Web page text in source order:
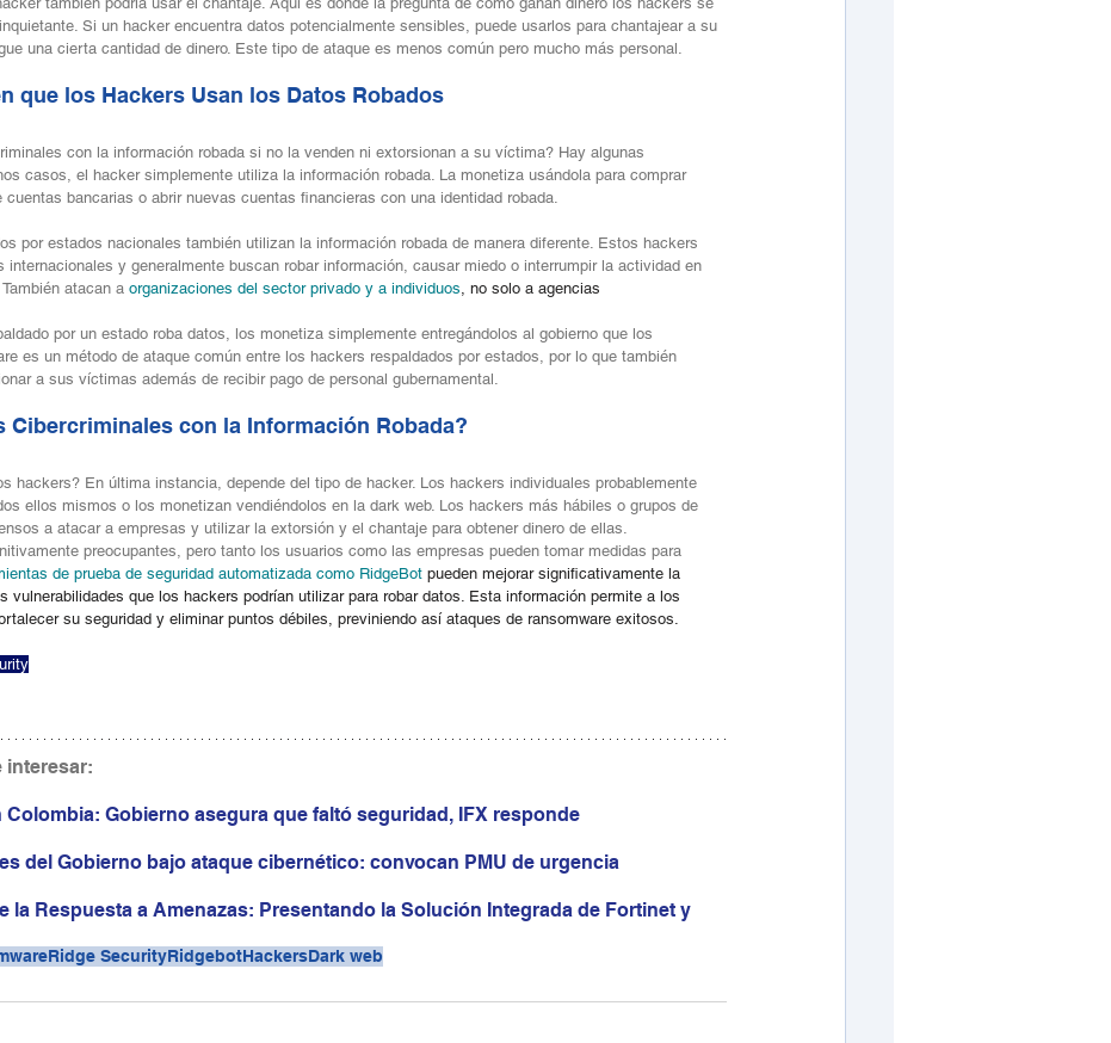
Si un hacker encuentra datos potencialmente sensibles, puede usarlos para chantajear a su
una cierta cantidad de dinero. Este tipo de ataque es menos común pero mucho más personal.
que los Hackers Usan los Datos Robados
con la información robada si no la venden ni extorsionan a su víctima? Hay algunas
casos, el hacker simplemente utiliza la información robada. La monetiza usándola para comprar
bancarias o abrir nuevas cuentas financieras con una identidad robada.
por estados nacionales también utilizan la información robada de manera diferente. Estos hackers
internacionales y generalmente buscan robar información, causar miedo o interrumpir la actividad en
atacan a organizaciones del sector privado y a individuos , no solo a agencias
por un estado roba datos, los monetiza simplemente entregándolos al gobierno que los
es un método de ataque común entre los hackers respaldados por estados, por lo que también
a sus víctimas además de recibir pago de personal gubernamental.
Cibercriminales con la Información Robada?
hackers? En última instancia, depende del tipo de hacker. Los hackers individuales probablemente
ellos mismos o los monetizan vendiéndolos en la dark web. Los hackers más hábiles o grupos de
a atacar a empresas y utilizar la extorsión y el chantaje para obtener dinero de ellas.
preocupantes, pero tanto los usuarios como las empresas pueden tomar medidas para
de prueba de seguridad automatizada como RidgeBot pueden mejorar significativamente la
vulnerabilidades que los hackers podrían utilizar para robar datos. Esta información permite a los
su seguridad y eliminar puntos débiles, previniendo así ataques de ransomware exitosos.
interesar:
Colombia: Gobierno asegura que faltó seguridad, IFX responde
del Gobierno bajo ataque cibernético: convocan PMU de urgencia
la Respuesta a Amenazas: Presentando la Solución Integrada de Fortinet y
Ridge SecurityRidgebotHackersDark web